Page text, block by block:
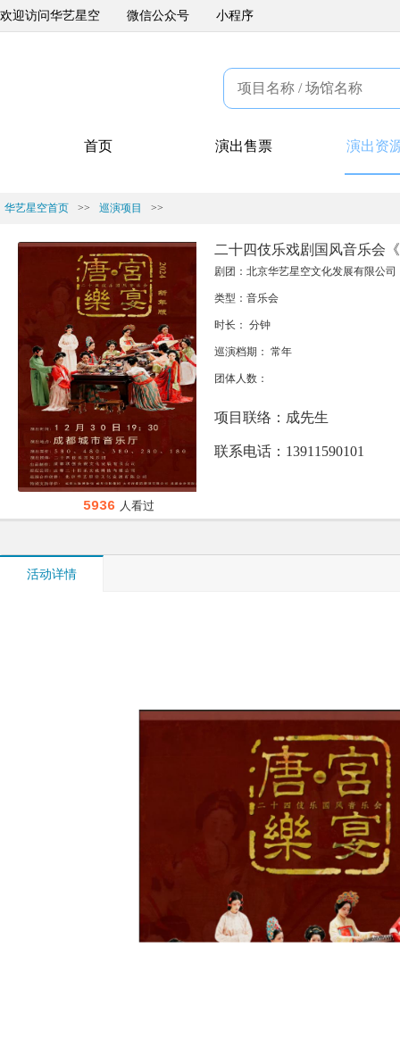
欢迎访问华艺星空 微信公众号 小程序
首页 演出售票 演出资
华艺星空首页 >> 巡演项目 >>
5936 人看过
二十四伎乐戏剧国风音乐会
剧团：北京华艺星空文化发展有限公司
类型：音乐会
时长： 分钟
巡演档期： 常年
团体人数：
项目联络：成先生
联系电话：13911590101
活动详情